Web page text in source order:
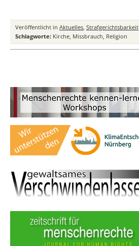
Veröffentlicht in Aktuelles, Strafgerichtsbarkeit
Schlagworte: Kirche, Missbrauch, Religion